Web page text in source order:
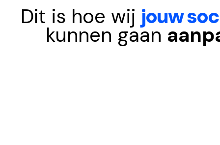
Dit is hoe wij jouw
kunnen gaan